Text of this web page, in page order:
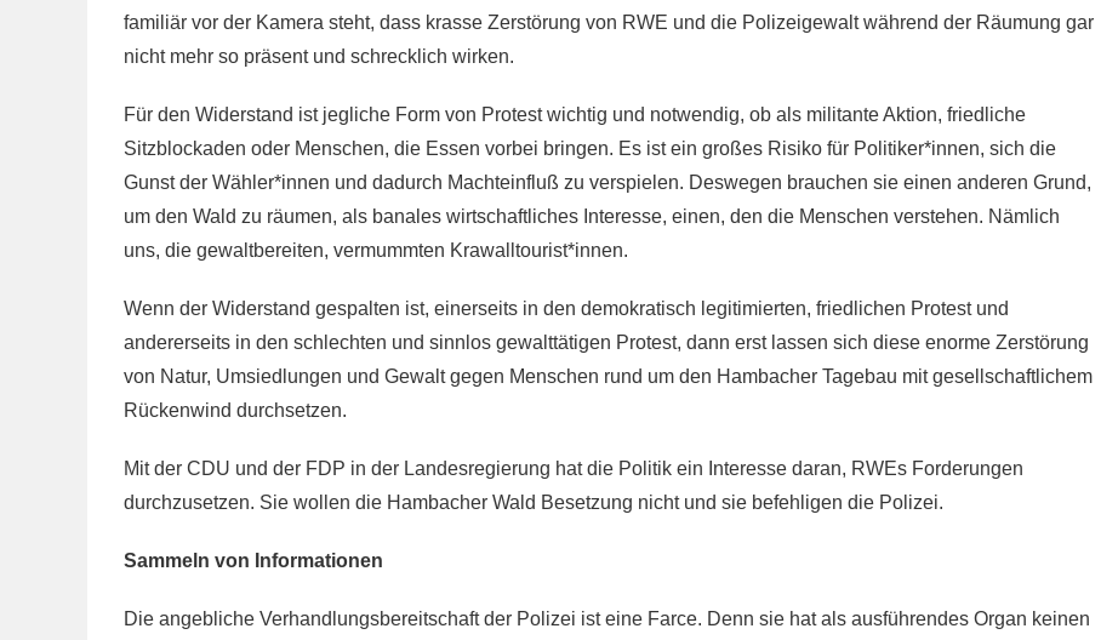
familiär vor der Kamera steht, dass krasse Zerstörung von RWE und die Polizeigewalt während der Räumung gar
nicht mehr so präsent und schrecklich wirken.
Für den Widerstand ist jegliche Form von Protest wichtig und notwendig, ob als militante Aktion, friedliche
Sitzblockaden oder Menschen, die Essen vorbei bringen. Es ist ein großes Risiko für Politiker*innen, sich die
Gunst der Wähler*innen und dadurch Macht­einfluß zu verspielen. Deswegen brauchen sie einen anderen Grund,
um den Wald zu räumen, als banales wirtschaftliches Interesse, einen, den die Menschen verstehen. Nämlich
uns, die gewaltbereiten, vermummten Krawalltourist*innen.
Wenn der Widerstand gespalten ist, einerseits in den demokratisch legitimierten, friedlichen Protest und
andererseits in den schlechten und sinnlos gewalttätigen Protest, dann erst lassen sich diese enorme Zerstörung
von Natur, Umsiedlungen und Gewalt gegen Menschen rund um den Hambacher Tagebau mit gesellschaftlichem
Rückenwind durchsetzen.
Mit der CDU und der FDP in der Landesregierung hat die Politik ein Interesse daran, RWEs Forderungen
durchzusetzen. Sie wollen die Hambacher Wald Besetzung nicht und sie befehligen die Polizei.
Sammeln von Informationen
Die angebliche Verhandlungsbereitschaft der Polizei ist eine Farce. Denn sie hat als ausführendes Organ keinen